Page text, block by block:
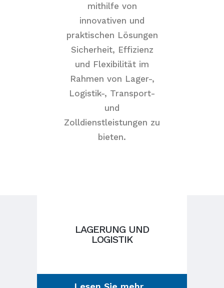
mithilfe von
innovativen und
praktischen Lösungen
Sicherheit, Effizienz
und Flexibilität im
Rahmen von Lager-,
Logistik-, Transport-
und
Zolldienstleistungen zu
bieten.
LAGERUNG UND
LOGISTIK